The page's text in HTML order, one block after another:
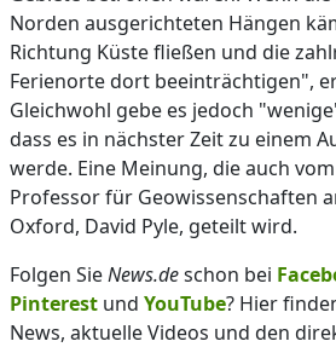
Norden ausgerichteten Hängen
Richtung Küste fließen und die
Ferienorte dort beeinträchtigen",
Gleichwohl gebe es jedoch
dass es in nächster Zeit zu einem
werde. Eine Meinung, die auch
Professor für Geowissenschaften
Oxford, David Pyle, geteilt wird.
Folgen SieNews.deschon bei
Pinterest und YouTube? Hier
News, aktuelle Videos und den